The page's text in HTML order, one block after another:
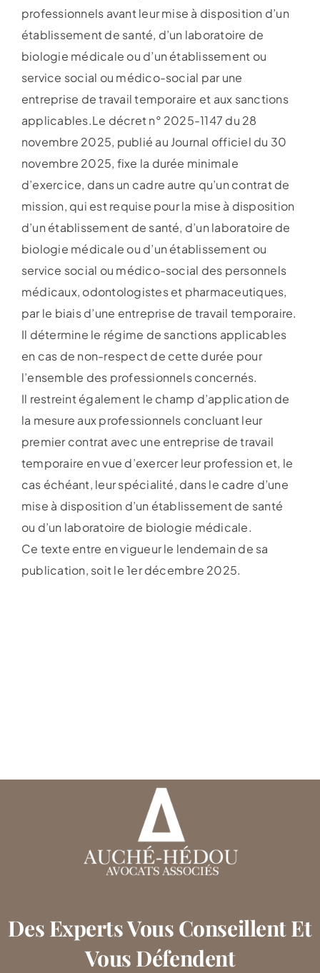
professionnels avant leur mise à disposition d’un
établissement de santé, d’un laboratoire de
biologie médicale ou d’un établissement ou
service social ou médico-social par une
entreprise de travail temporaire et aux sanctions
applicables.Le décret n° 2025-1147 du 28
novembre 2025, publié au Journal officiel du 30
novembre 2025, fixe la durée minimale
d’exercice, dans un cadre autre qu’un contrat de
mission, qui est requise pour la mise à disposition
d’un établissement de santé, d’un laboratoire de
biologie médicale ou d’un établissement ou
service social ou médico-social des personnels
médicaux, odontologistes et pharmaceutiques,
par le biais d’une entreprise de travail temporaire.
Il détermine le régime de sanctions applicables
en cas de non-respect de cette durée pour
l’ensemble des professionnels concernés.
Il restreint également le champ d’application de
la mesure aux professionnels concluant leur
premier contrat avec une entreprise de travail
temporaire en vue d’exercer leur profession et, le
cas échéant, leur spécialité, dans le cadre d’une
mise à disposition d’un établissement de santé
ou d’un laboratoire de biologie médicale.
Ce texte entre en vigueur le lendemain de sa
publication, soit le 1er décembre 2025.
Des Experts Vous Conseillent Et
Vous Défendent